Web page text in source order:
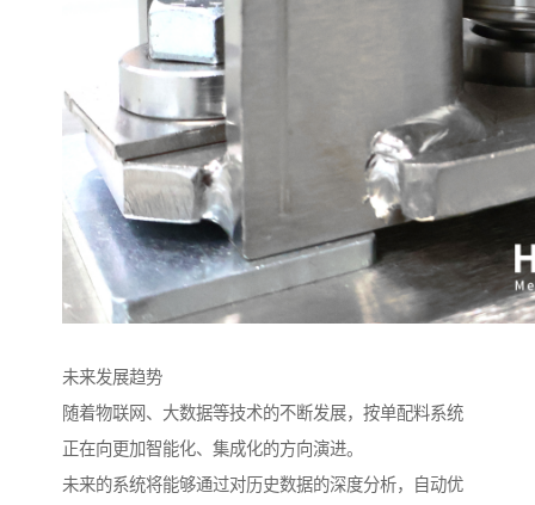
未来发展趋势
随着物联网、大数据等技术的不断发展，按单配料系统
正在向更加智能化、集成化的方向演进。
未来的系统将能够通过对历史数据的深度分析，自动优